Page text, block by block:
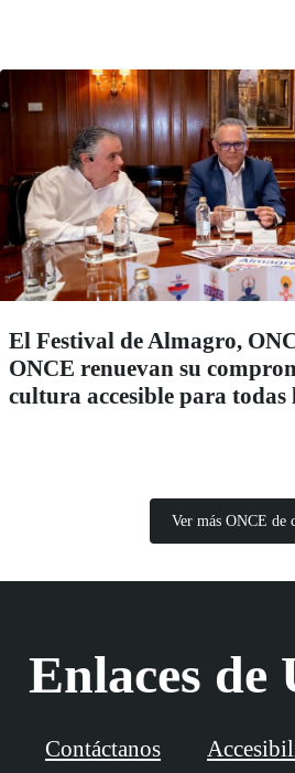
El Festival de Almagro,
ONCE renuevan su
cultura accesible para todas
Ver más ONCE de
Enlaces
Contáctanos